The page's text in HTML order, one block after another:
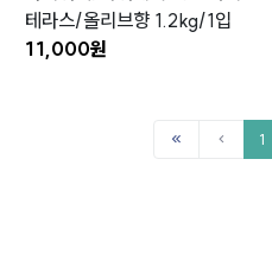
테라스/올리브향 1.2kg/1입
11,000원
1